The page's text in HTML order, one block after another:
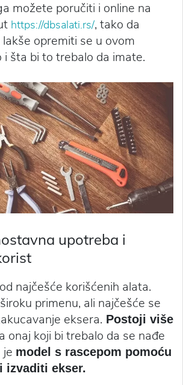
možete poručiti i online na
https://dbsalati.rs/, tako da
opremiti se u ovom
i šta bi to trebalo da imate.
upotreba i
najčešće korišćenih alata.
primenu, ali najčešće se
eksera. Postoji više
a onaj koji bi trebalo da se nađe
model s rascepom pomoću
izvaditi ekser.